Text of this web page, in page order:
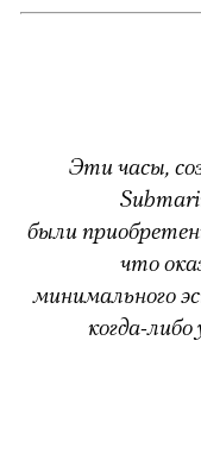
Эти часы,
были
что
минимального
когда-